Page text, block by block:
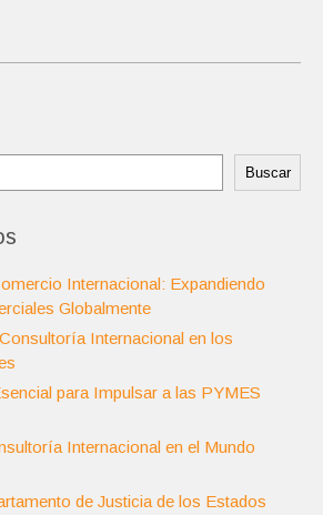
Buscar
Internacional: Expandiendo
Globalmente
Internacional en los
para Impulsar a las PYMES
Internacional en el Mundo
de Justicia de los Estados